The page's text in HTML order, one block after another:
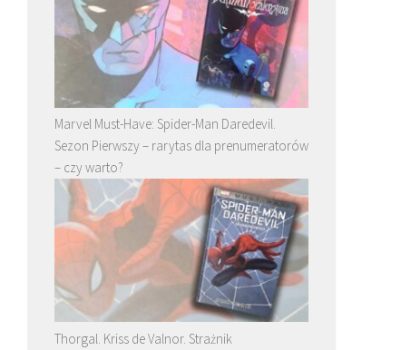
Marvel Must-Have: Spider-Man Daredevil.
Sezon Pierwszy – rarytas dla prenumeratorów
– czy warto?
Thorgal. Kriss de Valnor. Strażnik